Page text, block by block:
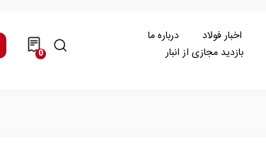
اخبار فولاد
درباره ما
بازدید مجازی از انبار 0